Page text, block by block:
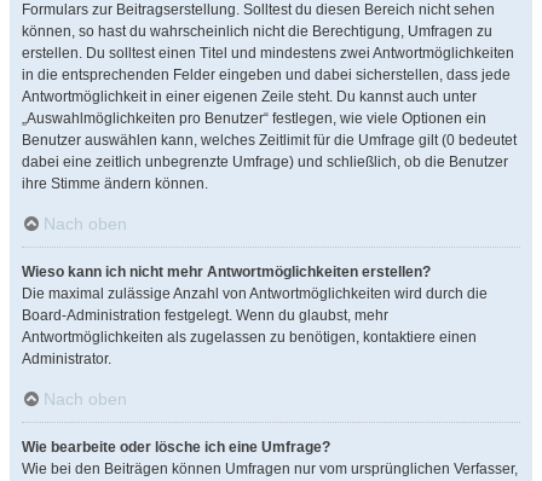
Formulars zur Beitragserstellung. Solltest du diesen Bereich nicht sehen
können, so hast du wahrscheinlich nicht die Berechtigung, Umfragen zu
erstellen. Du solltest einen Titel und mindestens zwei Antwortmöglichkeiten
in die entsprechenden Felder eingeben und dabei sicherstellen, dass jede
Antwortmöglichkeit in einer eigenen Zeile steht. Du kannst auch unter
„Auswahlmöglichkeiten pro Benutzer“ festlegen, wie viele Optionen ein
Benutzer auswählen kann, welches Zeitlimit für die Umfrage gilt (0 bedeutet
dabei eine zeitlich unbegrenzte Umfrage) und schließlich, ob die Benutzer
ihre Stimme ändern können.
Nach oben
Wieso kann ich nicht mehr Antwortmöglichkeiten erstellen?
Die maximal zulässige Anzahl von Antwortmöglichkeiten wird durch die
Board-Administration festgelegt. Wenn du glaubst, mehr
Antwortmöglichkeiten als zugelassen zu benötigen, kontaktiere einen
Administrator.
Nach oben
Wie bearbeite oder lösche ich eine Umfrage?
Wie bei den Beiträgen können Umfragen nur vom ursprünglichen Verfasser,